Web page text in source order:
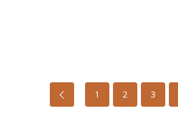
1 2 3